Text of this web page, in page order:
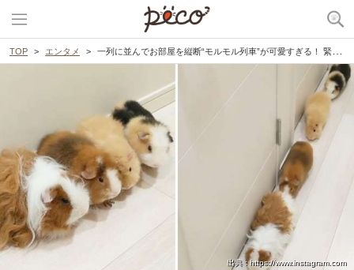
TOP エンタメ 一列に並んでお部屋を縦断“モルモル列車”が可愛すぎる！ 緊急停車もなんその、ゆるゆる運行にホッコリ♡
出典 : https://www.instagram.com